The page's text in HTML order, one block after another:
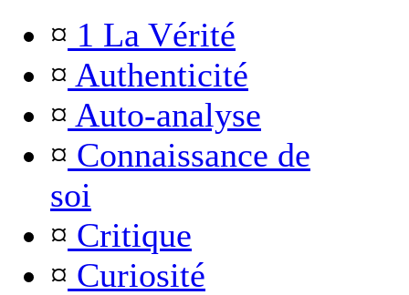
¤ 1 La Vérité
¤ Authenticité
¤ Auto-analyse
¤ Connaissance de
soi
¤ Critique
¤ Curiosité